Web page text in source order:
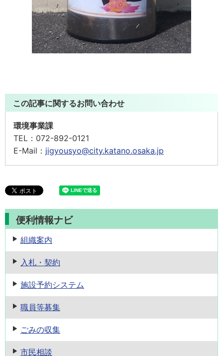
この記事に関するお問い合わせ
環境事業課
TEL： 072-892-0121
E-Mail： jigyousyo@city.katano.osaka.jp
便利情報ナビ
組織案内
入札・契約
施設予約システム
職員等募集
ごみの収集
市民相談